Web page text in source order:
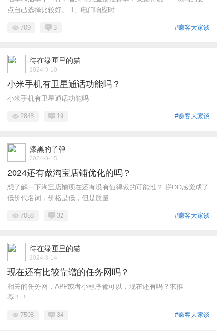
点自己选择比较好。 1、电门响应时 ...
#赚客大家谈
709 3
待在绿匣里的猫
2024-9-10
小米手机有卫星通话功能吗？
小米手机有卫星通话功能吗
#赚客大家谈
2848 19
漆黑的子弹
2024-8-15
2024还有做淘宝店铺优化的吗？
想了解一下淘宝店铺现在还有没有值得做的可能性？ 拼DD感觉成了
低价代名词，价格是低，但是质量 ...
#赚客大家谈
7058 32
待在绿匣里的猫
2024-8-14
现在还有比较靠谱的任务网吗？
相关的任务网，APP或者小程序都可以，现在还有吗？求推
荐！！！
#赚客大家谈
7598 34